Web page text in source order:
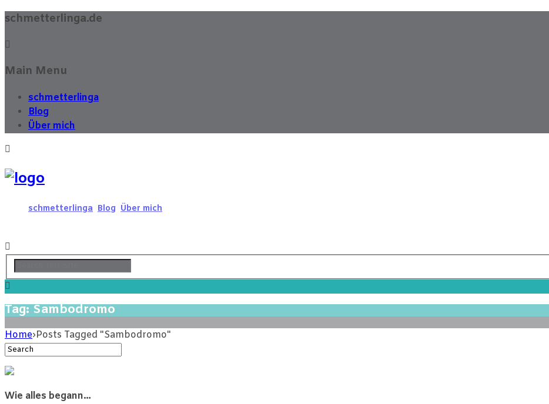
schmetterlinga.de
Main Menu
schmetterlinga
Blog
Über mich
schmetterlinga Blog Über mich
Tag: Sambodromo
Home›Posts Tagged "Sambodromo"
Wie alles begann…